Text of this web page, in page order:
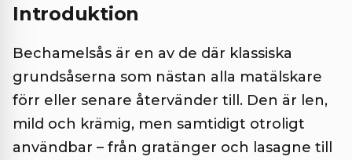
Introduktion
Bechamelsås är en av de där klassiska
grundsåserna som nästan alla matälskare
förr eller senare återvänder till. Den är len,
mild och krämig, men samtidigt otroligt
användbar – från gratänger och lasagne till